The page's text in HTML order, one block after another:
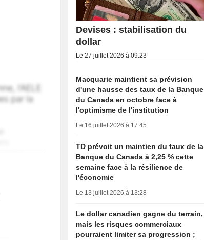
Devises : stabilisation du
dollar
Le 27 juillet 2026 à 09:23
Macquarie maintient sa prévision
d'une hausse des taux de la Banque
du Canada en octobre face à
l'optimisme de l'institution
Le 16 juillet 2026 à 17:45
TD prévoit un maintien du taux de la
Banque du Canada à 2,25 % cette
semaine face à la résilience de
l'économie
Le 13 juillet 2026 à 13:28
Le dollar canadien gagne du terrain,
mais les risques commerciaux
pourraient limiter sa progression ;